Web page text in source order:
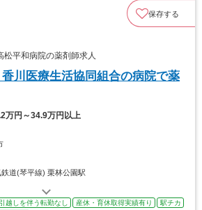
保存する
平和病院の薬剤師求人
香川医療生活協同組合の病院で薬
万円～34.9万円以上
道(琴平線) 栗林公園駅
越しを伴う転勤なし 産休・育休取得実績有り
駅チカ